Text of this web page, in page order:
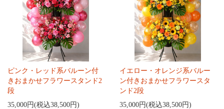
ピンク・レッド系バルーン付
きおまかせフラワースタンド2
段
35,000円(税込38,500円)
イエロー・オレンジ系バルー
ン付きおまかせフラワースタ
ンド2段
35,000円(税込38,500円)